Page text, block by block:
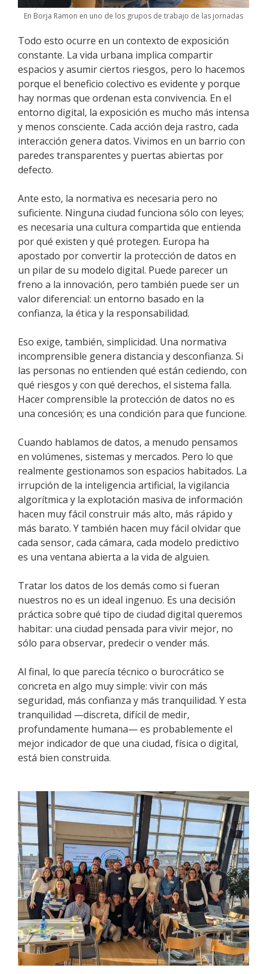
En Borja Ramon en uno de los grupos de trabajo de las jornadas
Todo esto ocurre en un contexto de exposición
constante. La vida urbana implica compartir
espacios y asumir ciertos riesgos, pero lo hacemos
porque el beneficio colectivo es evidente y porque
hay normas que ordenan esta convivencia. En el
entorno digital, la exposición es mucho más intensa
y menos consciente. Cada acción deja rastro, cada
interacción genera datos. Vivimos en un barrio con
paredes transparentes y puertas abiertas por
defecto.
Ante esto, la normativa es necesaria pero no
suficiente. Ninguna ciudad funciona sólo con leyes;
es necesaria una cultura compartida que entienda
por qué existen y qué protegen. Europa ha
apostado por convertir la protección de datos en
un pilar de su modelo digital. Puede parecer un
freno a la innovación, pero también puede ser un
valor diferencial: un entorno basado en la
confianza, la ética y la responsabilidad.
Eso exige, también, simplicidad. Una normativa
incomprensible genera distancia y desconfianza. Si
las personas no entienden qué están cediendo, con
qué riesgos y con qué derechos, el sistema falla.
Hacer comprensible la protección de datos no es
una concesión; es una condición para que funcione.
Cuando hablamos de datos, a menudo pensamos
en volúmenes, sistemas y mercados. Pero lo que
realmente gestionamos son espacios habitados. La
irrupción de la inteligencia artificial, la vigilancia
algorítmica y la explotación masiva de información
hacen muy fácil construir más alto, más rápido y
más barato. Y también hacen muy fácil olvidar que
cada sensor, cada cámara, cada modelo predictivo
es una ventana abierta a la vida de alguien.
Tratar los datos de los demás como si fueran
nuestros no es un ideal ingenuo. Es una decisión
práctica sobre qué tipo de ciudad digital queremos
habitar: una ciudad pensada para vivir mejor, no
sólo para observar, predecir o vender más.
Al final, lo que parecía técnico o burocrático se
concreta en algo muy simple: vivir con más
seguridad, más confianza y más tranquilidad. Y esta
tranquilidad —discreta, difícil de medir,
profundamente humana— es probablemente el
mejor indicador de que una ciudad, física o digital,
está bien construida.